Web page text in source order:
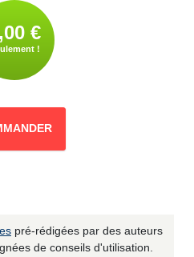
€
!
pré-rédigées par des auteurs
de conseils d'utilisation.